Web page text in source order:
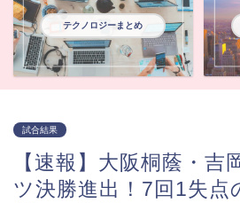
テクノロジーまとめ
試合結果
【速報】大阪桐蔭・吉
ツ決勝進出！7回1失点